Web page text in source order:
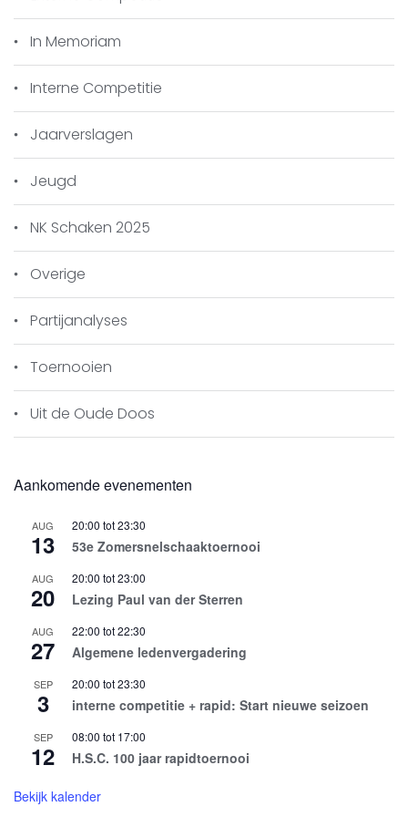
In Memoriam
Interne Competitie
Jaarverslagen
Jeugd
NK Schaken 2025
Overige
Partijanalyses
Toernooien
Uit de Oude Doos
Aankomende evenementen
AUG
13
20:00 tot23:30
53e Zomersnelschaaktoernooi
AUG
20
20:00 tot23:00
Lezing Paul van der Sterren
AUG
27
22:00 tot22:30
Algemene ledenvergadering
SEP
3
20:00 tot23:30
interne competitie + rapid: Start nieuwe seizoen
SEP
12
08:00 tot 17:00
H.S.C. 100 jaar rapidtoernooi
Bekijk kalender